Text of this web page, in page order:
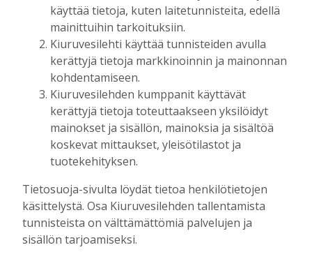
Toimitus 6.8.2026 13:18
Mikko Remes täyttää 50 vuotta – vaikka
villitystäkin on havaittavissa, sanoo
syntymäpäiväsankari oppineensa myös
hölläämään vauhtia
Tilaajille
Aku Laatikainen 5.8.2026 09:00
UUSIMMAT
MIELIPIDE 7.8. 12:26
Terveisiä eduskuntaan
käyttää tietoja, kuten laitetunnisteita, edellä
mainittuihin tarkoituksiin.
Kiuruvesilehti käyttää tunnisteiden avulla
kerättyjä tietoja markkinoinnin ja mainonnan
kohdentamiseen.
Kiuruvesilehden kumppanit käyttävät
kerättyjä tietoja toteuttaakseen yksilöidyt
mainokset ja sisällön, mainoksia ja sisältöä
koskevat mittaukset, yleisötilastot ja
tuotekehityksen.
Tietosuoja-sivulta löydät tietoa henkilötietojen
käsittelystä. Osa Kiuruvesilehden tallentamista
tunnisteista on välttämättömiä palvelujen ja
sisällön tarjoamiseksi.